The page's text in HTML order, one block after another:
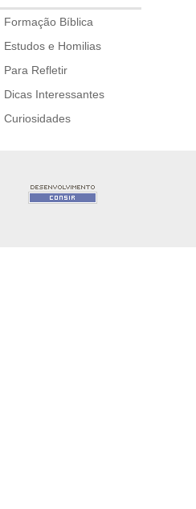
Formação Bíblica
Estudos e Homilias
Para Refletir
Dicas Interessantes
Curiosidades